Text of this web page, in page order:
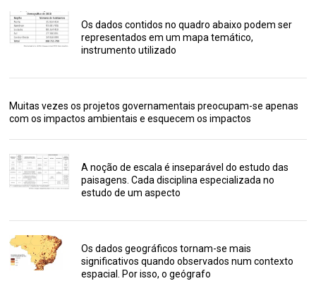
Os dados contidos no quadro abaixo podem ser
representados em um mapa temático,
instrumento utilizado
Muitas vezes os projetos governamentais preocupam-se apenas
com os impactos ambientais e esquecem os impactos
A noção de escala é inseparável do estudo das
paisagens. Cada disciplina especializada no
estudo de um aspecto
Os dados geográficos tornam-se mais
significativos quando observados num contexto
espacial. Por isso, o geógrafo